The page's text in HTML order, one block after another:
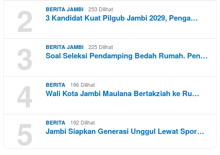
2 BERITA JAMBI 253 Dilihat
3 Kandidat Kuat Pilgub Jambi 2029, Penga…
3 BERITA JAMBI 225 Dilihat
Soal Seleksi Pendamping Bedah Rumah. Pen…
4 BERITA 196 Dilihat
Wali Kota Jambi Maulana Bertakziah ke Ru…
5 BERITA 192 Dilihat
Jambi Siapkan Generasi Unggul Lewat Spor…